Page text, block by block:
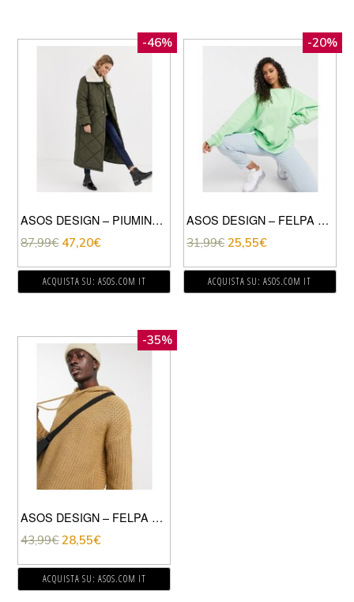
-46%
ASOS DESIGN – PIUMINO LUNGO TRAPUNTATO KAKI CON COLLETTO IN PILE BORG-VERDE
87,99€ 47,20€
ACQUISTA SU: ASOS.COM IT
-20%
ASOS DESIGN – FELPA COCOON SUPER OVERSIZE VERDE MELA CON PANNELLO IN COORDINATO
31,99€ 25,55€
ACQUISTA SU: ASOS.COM IT
-35%
ASOS DESIGN – FELPA CON CAPPUCCIO LAVORATA A MAGLIA SPESSA A COSTE KAKI-VERDE
43,99€ 28,55€
ACQUISTA SU: ASOS.COM IT